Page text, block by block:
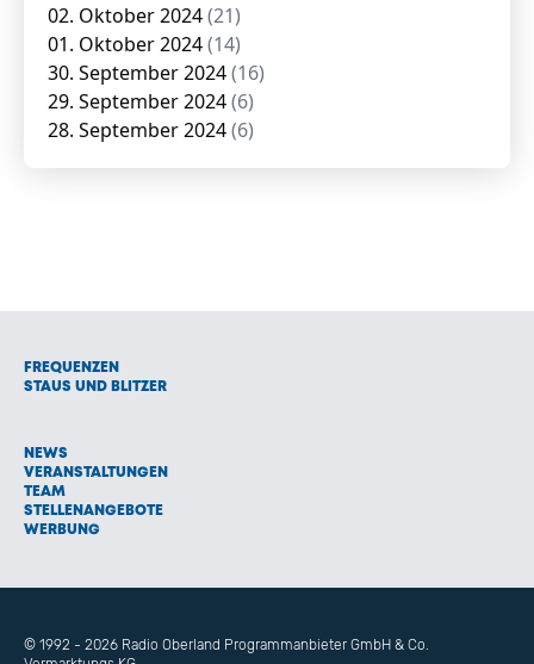
02. Oktober 2024(21)
01. Oktober 2024(14)
30. September 2024(16)
29. September 2024(6)
28. September 2024(6)
FREQUENZEN
STAUS UND BLITZER
NEWS
VERANSTALTUNGEN
TEAM
STELLENANGEBOTE
WERBUNG
© 1992 - 2026 Radio Oberland Programmanbieter GmbH & Co.